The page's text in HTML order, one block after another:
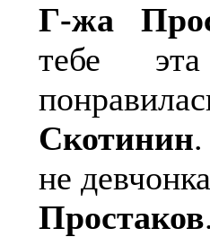
Г-жа
тебе
Скотинин
не
Простаков